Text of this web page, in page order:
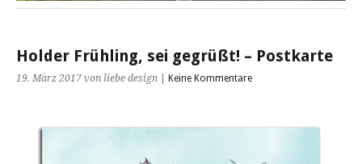
Holder Frühling, sei gegrüßt! – Postkarte
19. März 2017 von liebe design Keine Kommentare